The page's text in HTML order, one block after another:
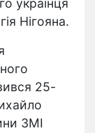
українця
Нігояна.
25-
ЗМІ